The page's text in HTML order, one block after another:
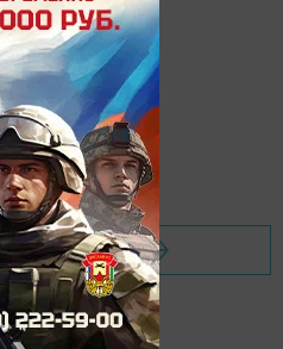
в
MАХ:
новости